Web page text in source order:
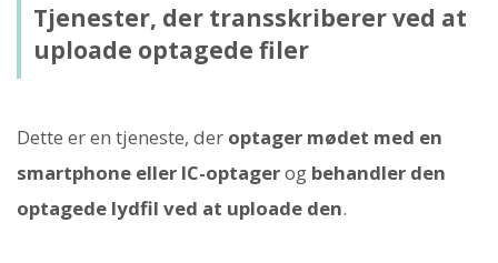
Tjenester, der transskriberer ved at
uploade optagede filer
Dette er en tjeneste, der optager mødet med en
smartphone eller IC-optagerog behandler den
optagede lydfil ved at uploade den.